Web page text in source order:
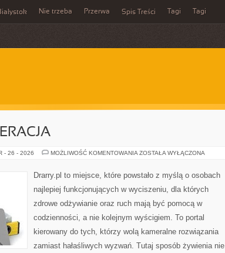
Nie trzeba Przerwa Spis Treści Tagi Tagi
- 26 - 2026 MOŻLIWOŚĆ KOMENTOWANIA CISZA
ZOSTAŁA WYŁĄCZONA
Drarry.pl to miejsce, które powstało z myślą o osobach
najlepiej funkcjonujących w wyciszeniu, dla których
zdrowe odżywianie oraz ruch mają być pomocą w
codzienności, a nie kolejnym wyścigiem. To portal
kierowany do tych, którzy wolą kameralne rozwiązania
zamiast hałaśliwych wyzwań. Tutaj sposób żywienia nie